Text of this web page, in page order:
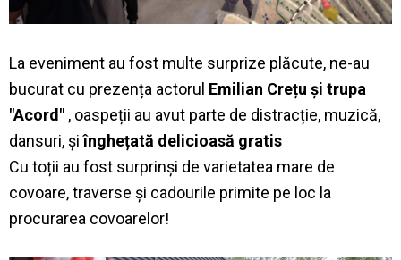
La eveniment au fost multe surprize plăcute, ne-au
bucurat cu prezența actorul Emilian Crețu și trupa
"Acord" , oaspeții au avut parte de distracție, muzică,
dansuri, șiînghețată delicioasă gratis
Cu toții au fost surprinși de varietatea mare de
covoare, traverse și cadourile primite pe loc la
procurarea covoarelor!